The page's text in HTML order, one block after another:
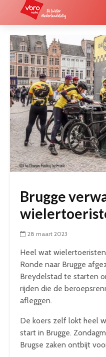
Brugge
28 maart 2023
Heel wat
Ronde naar Brugge
Breydelstad te starten
rijden die de
afleggen.
De koers zelf lokt heel
start in Brugge.
Brugse zaken ontbijt